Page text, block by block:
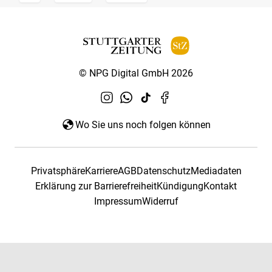
© NPG Digital GmbH 2026
Wo Sie uns noch folgen können
PrivatsphäreKarriereAGBDatenschutzMediadaten
Erklärung zur BarrierefreiheitKündigungKontakt
ImpressumWiderruf